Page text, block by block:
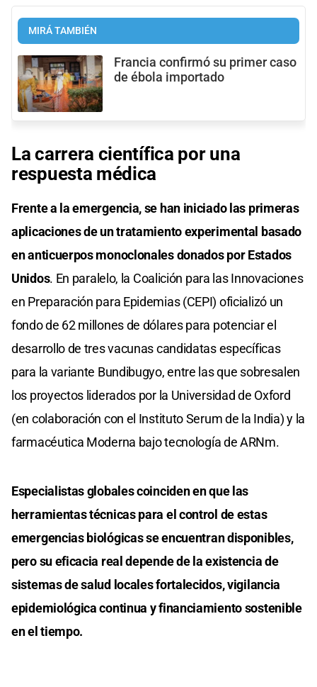
MIRÁ TAMBIÉN
Francia confirmó su primer caso
de ébola importado
La carrera científica por una
respuesta médica
Frente a la emergencia, se han iniciado las primeras
aplicaciones de un tratamiento experimental basado
en anticuerpos monoclonales donados por Estados
Unidos. En paralelo, la Coalición para las Innovaciones
en Preparación para Epidemias (CEPI) oficializó un
fondo de 62 millones de dólares para potenciar el
desarrollo de tres vacunas candidatas específicas
para la variante Bundibugyo, entre las que sobresalen
los proyectos liderados por la Universidad de Oxford
(en colaboración con el Instituto Serum de la India) y la
farmacéutica Moderna bajo tecnología de ARNm.
Especialistas globales coinciden en que las
herramientas técnicas para el control de estas
emergencias biológicas se encuentran disponibles,
pero su eficacia real depende de la existencia de
sistemas de salud locales fortalecidos, vigilancia
epidemiológica continua y financiamiento sostenible
en el tiempo.